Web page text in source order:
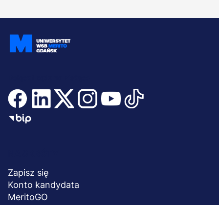
stopka
Zapisz się
Konto kandydata
MeritoGO